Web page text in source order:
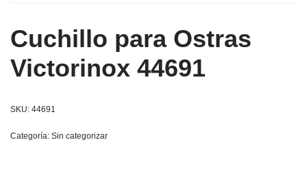
Cuchillo para Ostras
Victorinox 44691
SKU: 44691
Categoría: Sin categorizar